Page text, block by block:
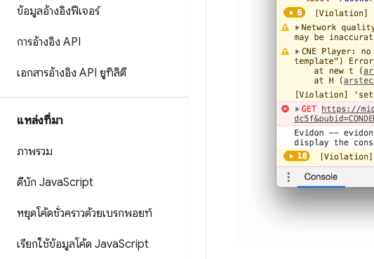
ข้อมูลอ้างอิงฟีเจอร์
การอ้างอิง API
เอกสารอ้างอิง API ยูทิลิตี
แหล่งที่มา
ภาพรวม
ดีบัก JavaScript
หยุดโค้ดชั่วคราวด้วยเบรกพอยท์
เรียกใช้ข้อมูลโค้ด JavaScript